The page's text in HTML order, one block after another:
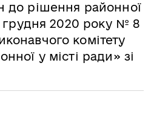
до рішення районної
грудня 2020 року № 8
комітету
у місті ради» зі